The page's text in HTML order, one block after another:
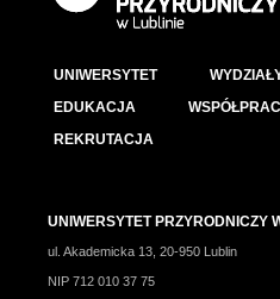
UNIWERSYTET
EDUKACJA
REKRUTACJA
UNIWERSYTET PRZYRODNICZY
ul. Akademicka 13, 20-950 Lublin
NIP 712 010 37 75